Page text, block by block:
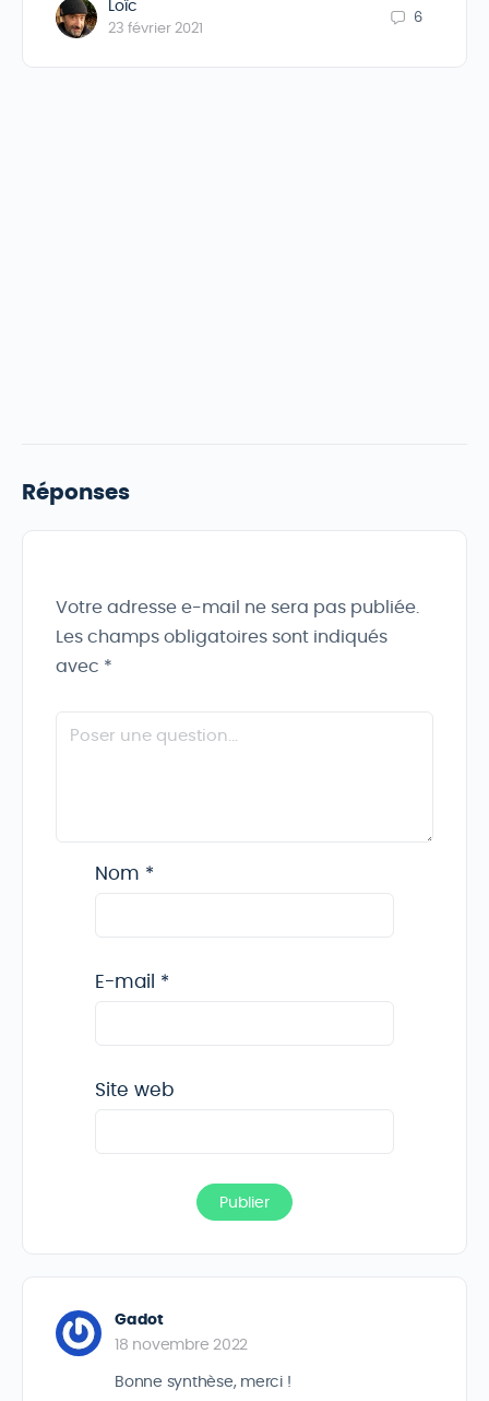
Loïc
23 février 2021
6
Réponses
Votre adresse e-mail ne sera pas publiée.
Les champs obligatoires sont indiqués
avec *
Nom *
E-mail *
Site web
Gadot
18 novembre 2022
Bonne synthèse, merci !